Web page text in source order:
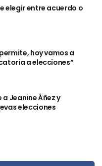
elegir entre acuerdo o
hoy vamos a
a elecciones”
a Jeanine Áñez y
elecciones